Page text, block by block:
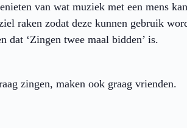
van wat muziek met een mens
raken zodat deze kunnen gebruik
dat ‘Zingen twee maal bidden’ is.
zingen, maken ook graag vrienden.